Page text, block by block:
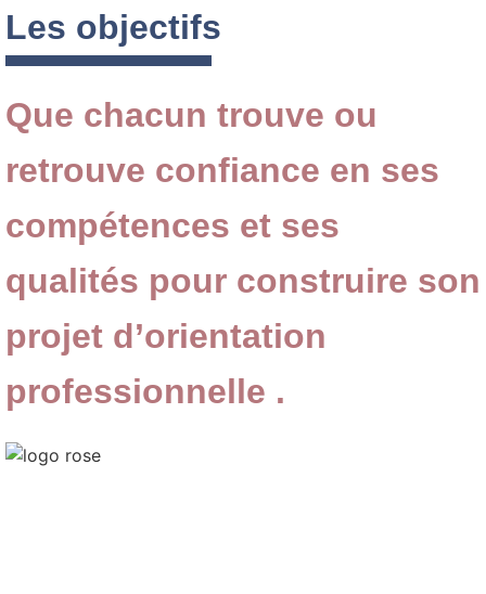
Les objectifs
Que chacun trouve ou
retrouve confiance en ses
compétences et ses
qualités pour construire son
projet d’orientation
professionnelle .